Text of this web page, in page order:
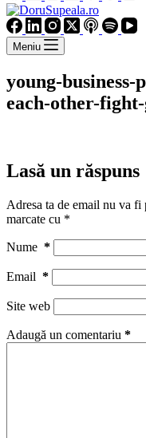
Meniu
young-business-
each-other-
Lasă un răspuns
Adresa ta de email nu va fi
marcate cu *
Nume *
Email *
Site web
Adaugă un comentariu *